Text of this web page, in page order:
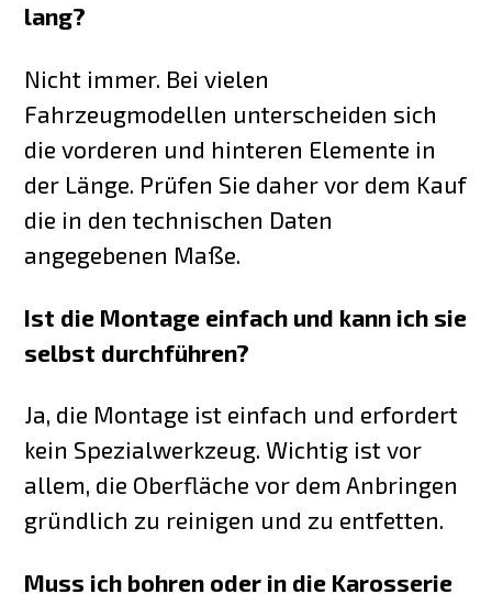
lang?
Nicht immer. Bei vielen
Fahrzeugmodellen unterscheiden sich
die vorderen und hinteren Elemente in
der Länge. Prüfen Sie daher vor dem Kauf
die in den technischen Daten
angegebenen Maße.
Ist die Montage einfach und kann ich sie
selbst durchführen?
Ja, die Montage ist einfach und erfordert
kein Spezialwerkzeug. Wichtig ist vor
allem, die Oberfläche vor dem Anbringen
gründlich zu reinigen und zu entfetten.
Muss ich bohren oder in die Karosserie